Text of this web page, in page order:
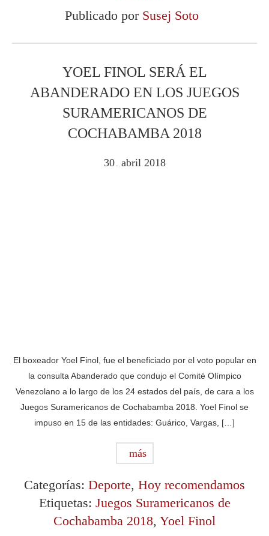
Publicado por Susej Soto
YOEL FINOL SERÁ EL
ABANDERADO EN LOS JUEGOS
SURAMERICANOS DE
COCHABAMBA 2018
30 . abril 2018
El boxeador Yoel Finol, fue el beneficiado por el voto popular en
la consulta Abanderado que condujo el Comité Olímpico
Venezolano a lo largo de los 24 estados del país, de cara a los
Juegos Suramericanos de Cochabamba 2018. Yoel Finol se
impuso en 15 de las entidades: Guárico, Vargas, […]
más
Categorías: Deporte, Hoy recomendamos
Etiquetas: Juegos Suramericanos de
Cochabamba 2018, Yoel Finol